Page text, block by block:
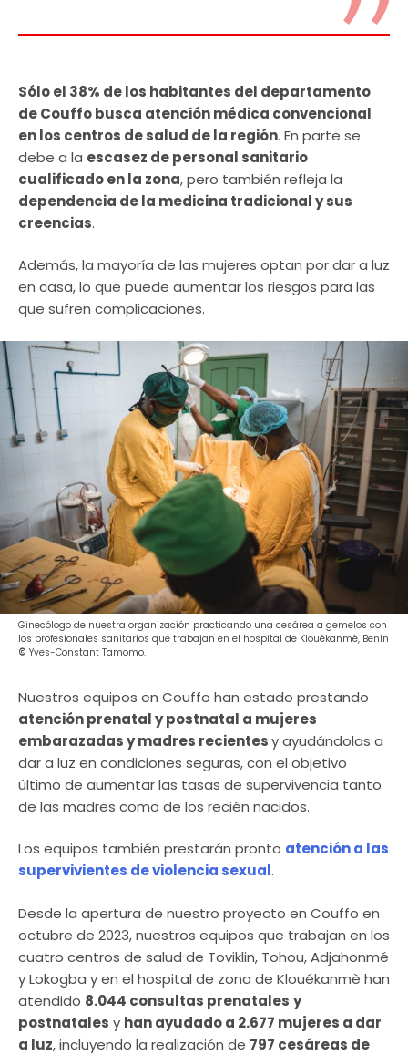
Sólo el 38% de los habitantes del departamento
de Couffo busca atención médica convencional
en los centros de salud de la región. En parte se
debe a la escasez de personal sanitario
cualificado en la zona, pero también refleja la
dependencia de la medicina tradicional y sus
creencias.
Además, la mayoría de las mujeres optan por dar a luz
en casa, lo que puede aumentar los riesgos para las
que sufren complicaciones.
Ginecólogo de nuestra organización practicando una cesárea a gemelos con
los profesionales sanitarios que trabajan en el hospital de Klouékanmè, Benín
© Yves-Constant Tamomo.
Nuestros equipos en Couffo han estado prestando
atención prenatal y postnatal a mujeres
embarazadas y madres recientesy ayudándolas a
dar a luz en condiciones seguras, con el objetivo
último de aumentar las tasas de supervivencia tanto
de las madres como de los recién nacidos.
Los equipos también prestarán pronto atención a las
supervivientes de violencia sexual.
Desde la apertura de nuestro proyecto en Couffo en
octubre de 2023, nuestros equipos que trabajan en los
cuatro centros de salud de Toviklin, Tohou, Adjahonmé
y Lokogba y en el hospital de zona de Klouékanmè han
atendido 8.044 consultas prenatales y
postnatales y han ayudado a 2.677 mujeres a dar
a luz, incluyendo la realización de 797 cesáreas de